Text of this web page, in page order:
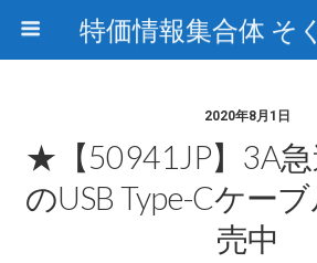
2020年8月1日
★【50941JP】3A
のUSB Type-Cケー
売中